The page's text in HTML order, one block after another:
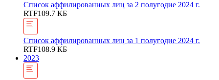
Список аффилированных лиц за 2 полугодие 2024 г.
RTF109.7 КБ
Список аффилированных лиц за 1 полугодие 2024 г.
RTF108.9 КБ
2023